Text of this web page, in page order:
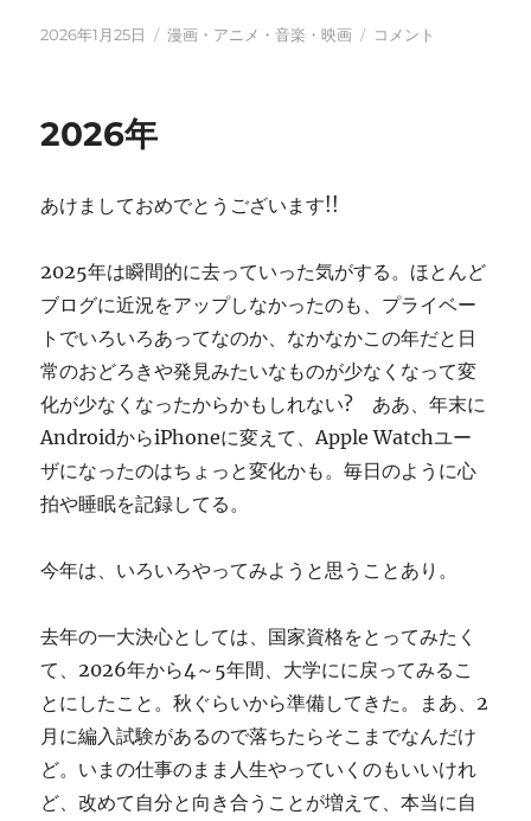
投
2026年1月25日
カ
漫画・アニメ・音楽・映画
tn-
コメント
2026年
あけましておめでとうございます!!
2025年は瞬間的に去っていった気がする。ほとんど
ブログに近況をアップしなかったのも、プライベー
トでいろいろあってなのか、なかなかこの年だと日
常のおどろきや発見みたいなものが少なくなって変
化が少なくなったからかもしれない? ああ、年末に
AndroidからiPhoneに変えて、Apple Watchユー
ザになったのはちょっと変化かも。毎日のように心
拍や睡眠を記録してる。
今年は、いろいろやってみようと思うことあり。
去年の一大決心としては、国家資格をとってみたく
て、2026年から4～5年間、大学にに戻ってみるこ
とにしたこと。秋ぐらいから準備してきた。まあ、2
月に編入試験があるので落ちたらそこまでなんだけ
ど。いまの仕事のまま人生やっていくのもいいけれ
ど、改めて自分と向き合うことが増えて、本当に自